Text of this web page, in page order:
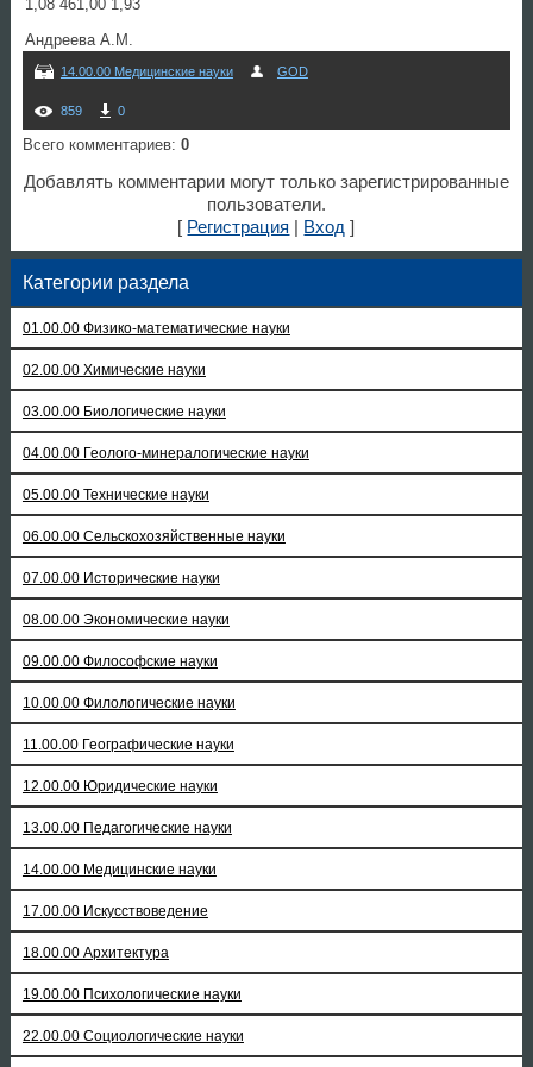
1,08 461,00 1,93
Андреева А.М.
14.00.00 Медицинские науки GOD
859 0
Всего комментариев: 0
Добавлять комментарии могут только зарегистрированные
пользователи.
[ Регистрация Вход ]
Категории раздела
01.00.00 Физико-математические науки
02.00.00 Химические науки
03.00.00 Биологические науки
04.00.00 Геолого-минералогические науки
05.00.00 Технические науки
06.00.00 Сельскохозяйственные науки
07.00.00 Исторические науки
08.00.00 Экономические науки
09.00.00 Философские науки
10.00.00 Филологические науки
11.00.00 Географические науки
12.00.00 Юридические науки
13.00.00 Педагогические науки
14.00.00 Медицинские науки
17.00.00 Искусствоведение
18.00.00 Архитектура
19.00.00 Психологические науки
22.00.00 Социологические науки